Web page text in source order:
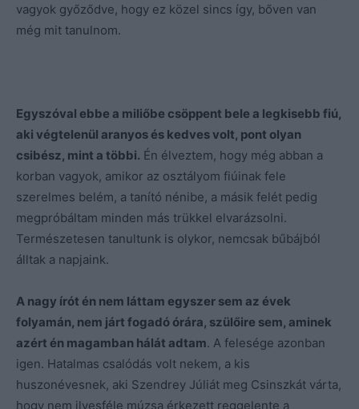
vagyok győződve, hogy ez közel sincs így, bőven van
még mit tanulnom.
Egyszóval ebbe a miliőbe csöppent bele a legkisebb fiú,
aki végtelenül aranyos és kedves volt, pont olyan
csibész, mint a többi. Én élveztem, hogy még abban a
korban vagyok, amikor az osztályom fiúinak fele
szerelmes belém, a tanító nénibe, a másik felét pedig
megpróbáltam minden más trükkel elvarázsolni.
Természetesen tanultunk is olykor, nemcsak bűbájból
álltak a napjaink.
A nagy írót én nem láttam egyszer sem az évek
folyamán, nem járt fogadó órára, szülőire sem, aminek
azért én magamban hálát adtam. A felesége azonban
igen. Hatalmas csalódás volt nekem, a kis
huszonévesnek, aki Szendrey Júliát meg Csinszkát várta,
hogy nem ilyesféle múzsa érkezett reggelente a